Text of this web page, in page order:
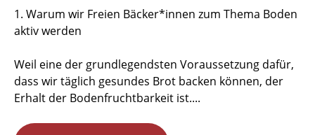
1. Warum wir Freien Bäcker*innen zum Thema Boden
aktiv werden
Weil eine der grundlegendsten Voraussetzung dafür,
dass wir täglich gesundes Brot backen können, der
Erhalt der Bodenfruchtbarkeit ist....